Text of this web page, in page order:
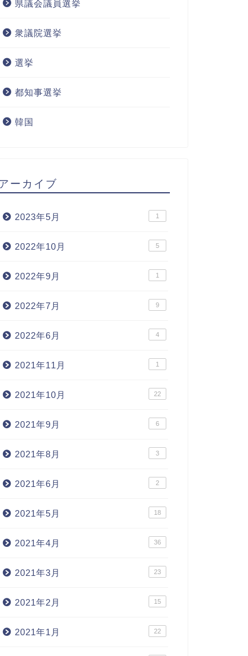
県議会議員選挙
衆議院選挙
選挙
都知事選挙
韓国
ーカイブ
2023年5月 1
2022年10月 5
2022年9月 1
2022年7月 9
2022年6月 4
2021年11月 1
2021年10月 22
2021年9月 6
2021年8月 3
2021年6月 2
2021年5月 18
2021年4月 36
2021年3月 23
2021年2月 15
2021年1月 22